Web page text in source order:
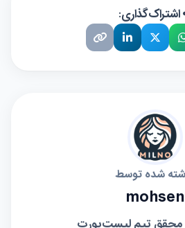
اشتراک‌گذاری:
شده توسط
mohsen
محقق تیم لیست‌پورت